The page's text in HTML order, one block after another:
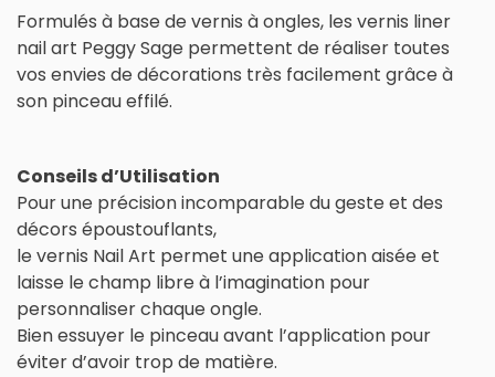
Formulés à base de vernis à ongles, les vernis liner
nail art Peggy Sage permettent de réaliser toutes
vos envies de décorations très facilement grâce à
son pinceau effilé.
Conseils d’Utilisation
Pour une précision incomparable du geste et des
décors époustouflants,
le vernis Nail Art permet une application aisée et
laisse le champ libre à l’imagination pour
personnaliser chaque ongle.
Bien essuyer le pinceau avant l’application pour
éviter d’avoir trop de matière.